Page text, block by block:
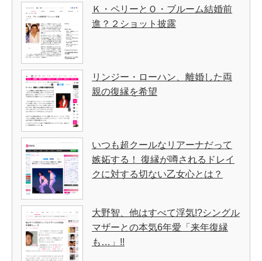
Ｋ・ペリーとＯ・ブルーム結婚前
進？２ショット披露
リンジー・ローハン、離婚した両
親の復縁を希望
いつも超クールなリアーナだって
嫉妬する！ 復縁が噂されるドレイ
クに対する切ない乙女心とは？
大野智、他はすべて浮気!?シングル
マザーとの本気6年愛「来年復縁
も…」!!